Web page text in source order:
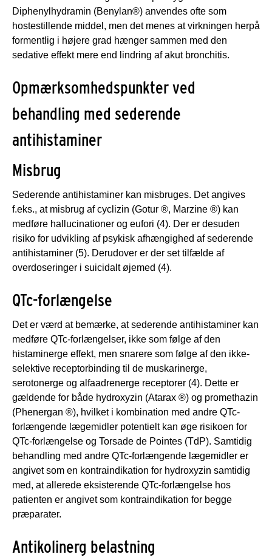
Diphenylhydramin (Benylan®) anvendes ofte som
hostestillende middel, men det menes at virkningen herpå
formentlig i højere grad hænger sammen med den
sedative effekt mere end lindring af akut bronchitis.
Opmærksomhedspunkter ved
behandling med sederende
antihistaminer
Misbrug
Sederende antihistaminer kan misbruges. Det angives
f.eks., at misbrug af cyclizin (Gotur ®, Marzine ®) kan
medføre hallucinationer og eufori (4). Der er desuden
risiko for udvikling af psykisk afhængighed af sederende
antihistaminer (5). Derudover er der set tilfælde af
overdoseringer i suicidalt øjemed (4).
QTc-forlængelse
Det er værd at bemærke, at sederende antihistaminer kan
medføre QTc-forlængelser, ikke som følge af den
histaminerge effekt, men snarere som følge af den ikke-
selektive receptorbinding til de muskarinerge,
serotonerge og alfaadrenerge receptorer (4). Dette er
gældende for både hydroxyzin (Atarax ®) og promethazin
(Phenergan ®), hvilket i kombination med andre QTc-
forlængende lægemidler potentielt kan øge risikoen for
QTc-forlængelse og Torsade de Pointes (TdP). Samtidig
behandling med andre QTc-forlængende lægemidler er
angivet som en kontraindikation for hydroxyzin samtidig
med, at allerede eksisterende QTc-forlængelse hos
patienten er angivet som kontraindikation for begge
præparater.
Antikolinerg belastning